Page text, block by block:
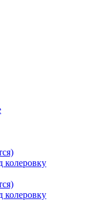
колеровку
колеровку